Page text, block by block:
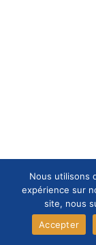
Nous utilisons
expérience sur
site, nous
Accepter